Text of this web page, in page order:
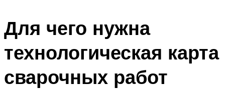
Для чего нужна
технологическая карта
сварочных работ